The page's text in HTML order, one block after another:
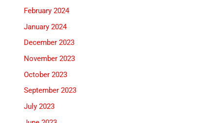
February 2024
January 2024
December 2023
November 2023
October 2023
September 2023
July 2023